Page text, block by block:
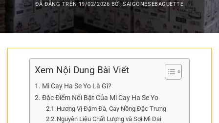
ĐÃ ĐĂNG TRÊN 19/02/2026 BỞISAIGONESEBAGUETTE
Xem Nội Dung Bài Viết
Mì Cay Ha Se Yo Là Gì?
Đặc Điểm Nổi Bật Của Mì Cay Ha Se Yo
Hương Vị Đậm Đà, Cay Nồng Đặc Trưng
Nguyên Liệu Chất Lượng và Sợi Mì Dai